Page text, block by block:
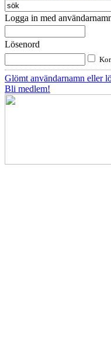
Logga in med
Lösenord
Glömt användarnamn eller
Bli medlem!